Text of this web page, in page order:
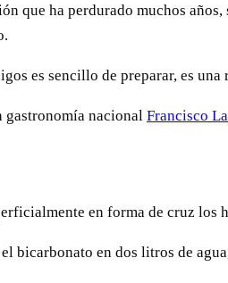
que ha perdurado muchos
es sencillo de preparar, es
nacional Francisco
en forma de cruz los
bicarbonato en dos litros de